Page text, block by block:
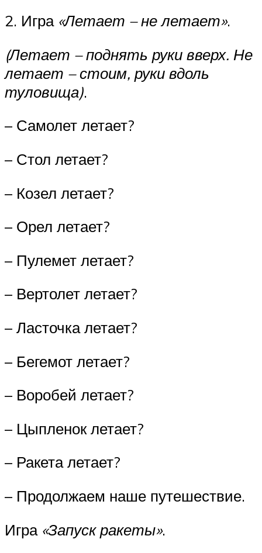
2. Игра «Летает – не летает».
(Летает – поднять руки вверх. Не
летает – стоим, руки вдоль
туловища).
– Самолет летает?
– Стол летает?
– Козел летает?
– Орел летает?
– Пулемет летает?
– Вертолет летает?
– Ласточка летает?
– Бегемот летает?
– Воробей летает?
– Цыпленок летает?
– Ракета летает?
– Продолжаем наше путешествие.
Игра «Запуск ракеты».